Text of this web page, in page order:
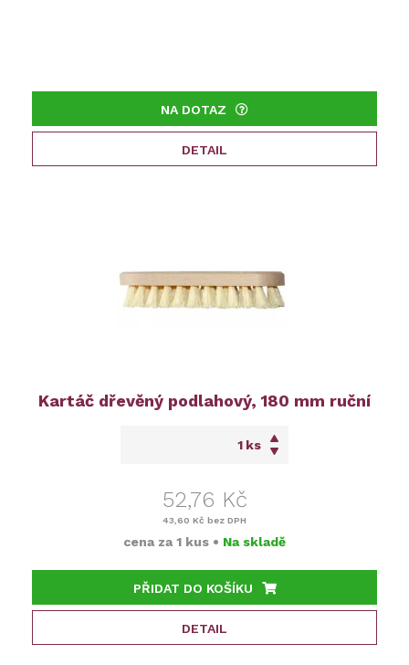
NA DOTAZ
DETAIL
Kartáč dřevěný podlahový, 180 mm ruční
ks
52,76 Kč
43,60 Kč bez DPH
cena za 1 kus • Na skladě
PŘIDAT DO KOŠÍKU
DETAIL